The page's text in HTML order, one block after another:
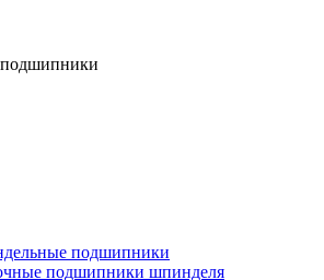
подшипники
подшипники шпинделя